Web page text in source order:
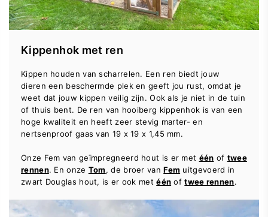
Kippenhok met ren
Kippen houden van scharrelen. Een ren biedt jouw
dieren een beschermde plek en geeft jou rust, omdat je
weet dat jouw kippen veilig zijn. Ook als je niet in de tuin
of thuis bent. De ren van hooiberg kippenhok is van een
hoge kwaliteit en heeft zeer stevig marter- en
nertsenproof gaas van 19 x 19 x 1,45 mm.
Onze Fem van geïmpregneerd hout is er met één of twee
rennen. En onze Tom, de broer vanFem uitgevoerd in
zwart Douglas hout, is er ook metéén oftwee rennen.